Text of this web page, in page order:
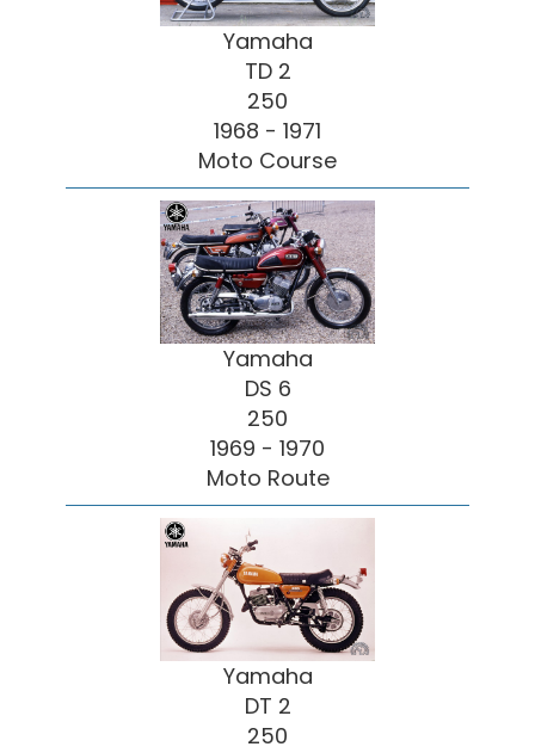
Yamaha
TD 2
250
1968 - 1971
Moto Course
Yamaha
DS 6
250
1969 - 1970
Moto Route
Yamaha
DT 2
250